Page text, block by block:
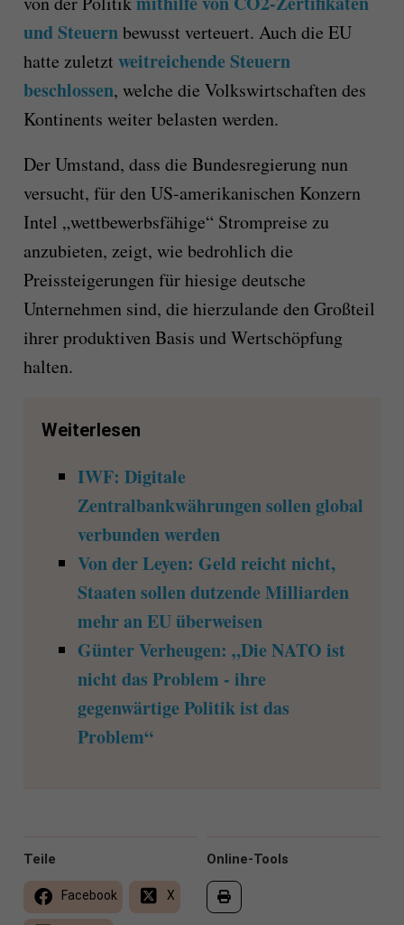
und Steuernbewusst verteuert. Auch die EU
hatte zuletzt weitreichende Steuern
beschlossen, welche die Volkswirtschaften des
Kontinents weiter belasten werden.
Der Umstand, dass die Bundesregierung nun
versucht, für den US-amerikanischen Konzern
Intel „wettbewerbsfähige“ Strompreise zu
anzubieten, zeigt, wie bedrohlich die
Preissteigerungen für hiesige deutsche
Unternehmen sind, die hierzulande den Großteil
ihrer produktiven Basis und Wertschöpfung
halten.
Weiterlesen
IWF: Digitale
Zentralbankwährungen sollen global
verbunden werden
Von der Leyen: Geld reicht nicht,
Staaten sollen dutzende Milliarden
mehr an EU überweisen
Günter Verheugen: „Die NATO ist
nicht das Problem - ihre
gegenwärtige Politik ist das
Problem“
Online-Tools
Teile
Facebook X